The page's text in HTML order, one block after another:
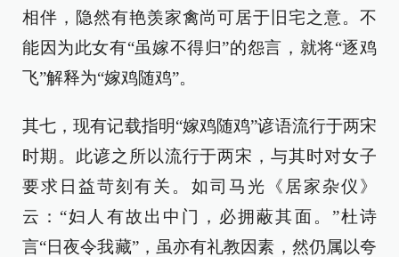
相伴，隐然有艳羡家禽尚可居于旧宅之意。不
能因为此女有“虽嫁不得归”的怨言，就将“逐鸡
飞”解释为“嫁鸡随鸡”。
其七，现有记载指明“嫁鸡随鸡”谚语流行于两宋
时期。此谚之所以流行于两宋，与其时对女子
要求日益苛刻有关。如司马光《居家杂仪》
云：“妇人有故出中门，必拥蔽其面。”杜诗
言“日夜令我藏”，虽亦有礼教因素，然仍属以夸